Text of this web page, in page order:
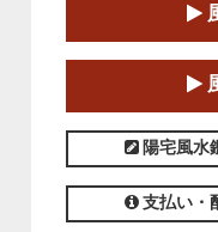
第１８期立
柱推命学）講座
2025-01-11～
この講
陽宅風水
支払い・